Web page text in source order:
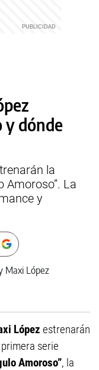
y dónde
la
Amoroso”. La
y
López estrenarán
serie
Amoroso”, la